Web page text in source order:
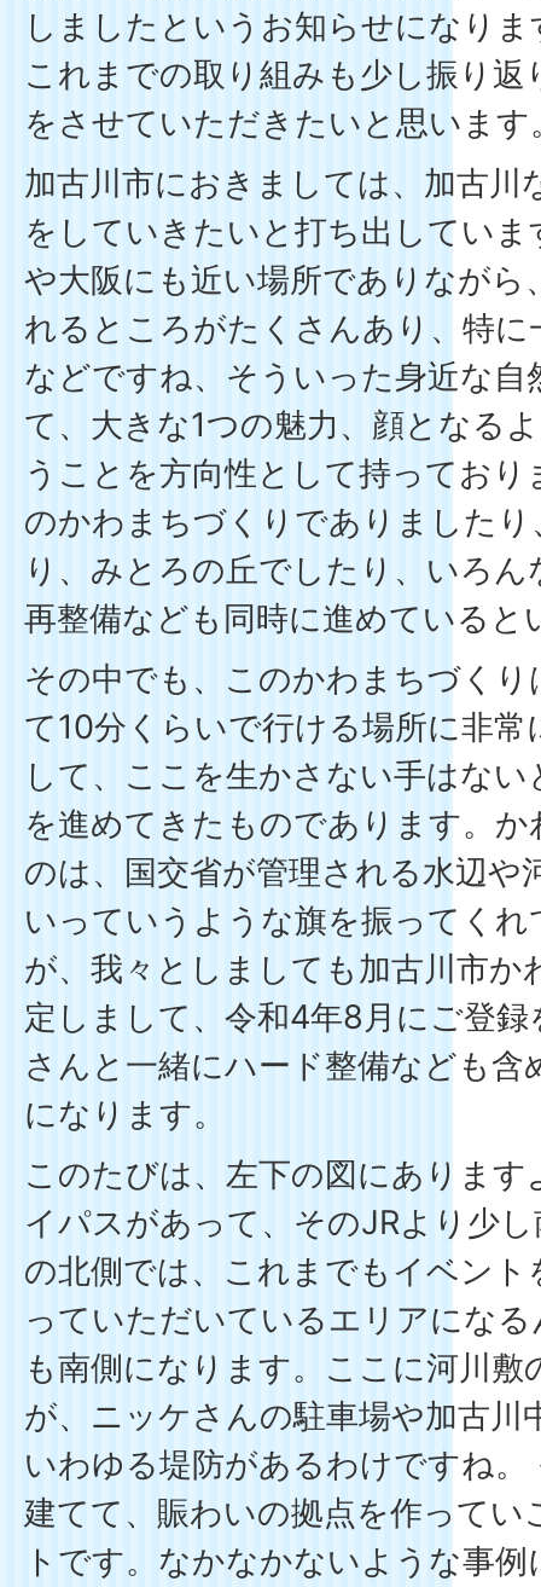
しましたというお知らせになり
これまでの取り組みも少し振り
をさせていただきたいと思います
加古川市におきましては、加古川
をしていきたいと打ち出してい
や大阪にも近い場所でありながら
れるところがたくさんあり、特に
などですね、そういった身近な自
て、大きな1つの魅力、顔となる
うことを方向性として持ってお
のかわまちづくりでありました
り、みとろの丘でしたり、いろ
再整備なども同時に進めていると
その中でも、このかわまちづく
て10分くらいで行ける場所に非
して、ここを生かさない手はな
を進めてきたものであります。
のは、国交省が管理される水辺や
いっていうような旗を振ってく
が、我々としましても加古川市か
定しまして、令和4年8月にご登
さんと一緒にハード整備なども
になります。
このたびは、左下の図にあります
イパスがあって、そのJRより少
の北側では、これまでもイベン
っていただいているエリアにな
も南側になります。ここに河川
が、ニッケさんの駐車場や加古川
いわゆる堤防があるわけですね
建てて、賑わいの拠点を作って
トです。なかなかないような事